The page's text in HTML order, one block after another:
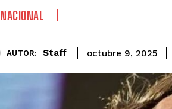
NACIONAL
AUTOR: Staff octubre 9, 2025